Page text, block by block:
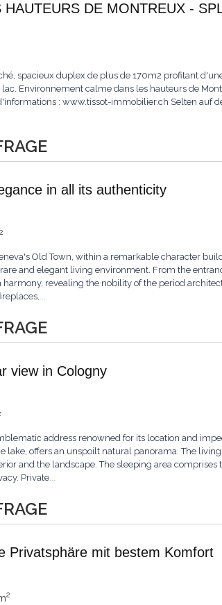
HAUTEURS DE MONTREUX -
spacieux duplex de plus de 170m2 profitant
Environnement calme dans les hauteurs de
: www.tissot-immobilier.ch Selten auf
in all its authenticity
2
Old Town, within a remarkable character
and elegant living environment. From the
harmony, revealing the nobility of the period
...
view in Cologny
address renowned for its location and
lake, offers an unspoilt natural panorama. The
and the landscape. The sleeping area
Private...
Privatsphäre mit bestem Komfort
2